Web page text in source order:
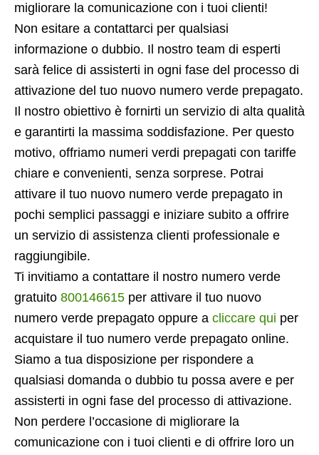
migliorare la comunicazione con i tuoi clienti!
Non esitare a contattarci per qualsiasi
informazione o dubbio. Il nostro team di esperti
sarà felice di assisterti in ogni fase del processo di
attivazione del tuo nuovo numero verde prepagato.
Il nostro obiettivo è fornirti un servizio di alta qualità
e garantirti la massima soddisfazione. Per questo
motivo, offriamo numeri verdi prepagati con tariffe
chiare e convenienti, senza sorprese. Potrai
attivare il tuo nuovo numero verde prepagato in
pochi semplici passaggi e iniziare subito a offrire
un servizio di assistenza clienti professionale e
raggiungibile.
Ti invitiamo a contattare il nostro numero verde
gratuito 800146615 per attivare il tuo nuovo
numero verde prepagato oppure a cliccare qui per
acquistare il tuo numero verde prepagato online.
Siamo a tua disposizione per rispondere a
qualsiasi domanda o dubbio tu possa avere e per
assisterti in ogni fase del processo di attivazione.
Non perdere l’occasione di migliorare la
comunicazione con i tuoi clienti e di offrire loro un